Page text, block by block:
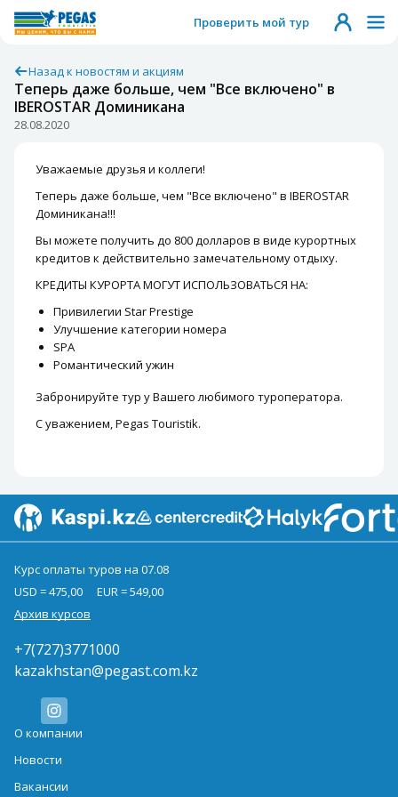
Проверить мой тур
Назад к новостям и акциям
Теперь даже больше, чем "Все включено" в
IBEROSTAR Доминикана
28.08.2020
Уважаемые друзья и коллеги!
Теперь даже больше, чем "Все включено" в IBEROSTAR
Доминикана!!!
Вы можете получить до 800 долларов в виде курортных
кредитов к действительно замечательному отдыху.
КРЕДИТЫ КУРОРТА МОГУТ ИСПОЛЬЗОВАТЬСЯ НА:
Привилегии Star Prestige
Улучшение категории номера
SPA
Романтический ужин
Забронируйте тур у Вашего любимого туроператора.
С уважением, Pegas Touristik.
Курс оплаты туров на 07.08
USD = 475,00
EUR = 549,00
Архив курсов
+7(727)3771000
kazakhstan@pegast.com.kz
О компании
Новости
Вакансии